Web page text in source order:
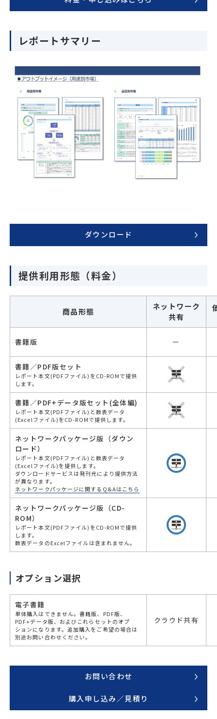
レポートサマリー
ダウンロード
提供利用形態（料金）
商品形態
ネットワーク
共有
書籍版 ー
書籍／PDF版セット
レポート本文(PDFファイル)をCD-ROMで提供
します。
書籍／PDF+データ版セット(全体編)
レポート本文(PDFファイル)と数表データ
(Excelファイル)をCD-ROMで提供します。
ネットワークパッケージ版（ダウン
ロード）
レポート本文(PDFファイル)と数表データ
(Excelファイル)を提供します。
ダウンロードサービスは発刊元により提供方法
が異なります。
ネットワークパッケージに関するQ&Aはこちら
ネットワークパッケージ版（CD-
ROM）
レポート本文(PDFファイル)をCD-ROMで提供
します。
数表データのExcelファイルは含まれません。
オプション選択
電子書籍
単体購入はできません。書籍版、PDF版、
PDF+データ版、およびこれらセットのオプ
ションになります。追加購入をご希望の場合は
別途お問い合わせください。
クラウド共有
お問い合わせ
購入申し込み／見積り